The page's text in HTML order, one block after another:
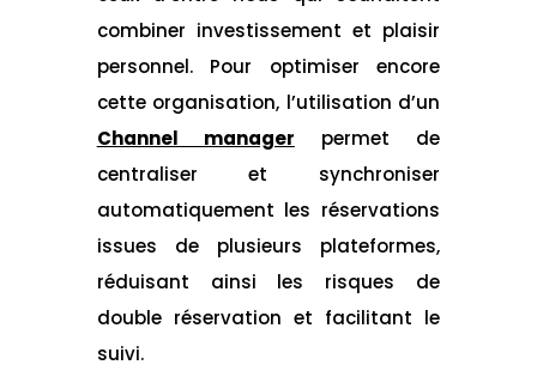
combiner investissement et plaisir
personnel. Pour optimiser encore
cette organisation, l’utilisation d’un
Channel manager permet de
centraliser et synchroniser
automatiquement les réservations
issues de plusieurs plateformes,
réduisant ainsi les risques de
double réservation et facilitant le
suivi.